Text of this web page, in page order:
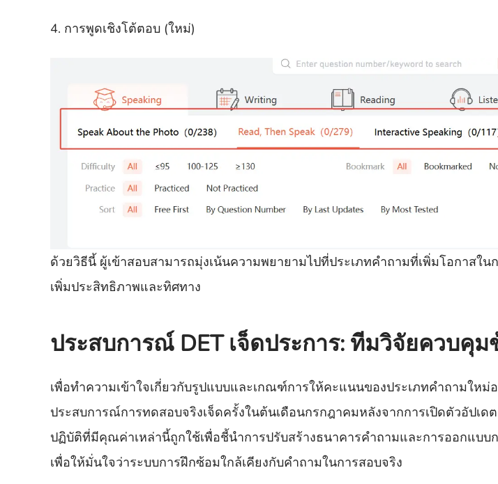
4. การพูดเชิงโต้ตอบ (ใหม่)
ด้วยวิธีนี้ ผู้เข้าสอบสามารถมุ่งเน้นความพยายามไปที่ประเภทคำถามที่เพิ่มโอกาสใ
เพิ่มประสิทธิภาพและทิศทาง
ประสบการณ์ DET เจ็ดประการ: ทีมวิจัยควบคุ
เพื่อทำความเข้าใจเกี่ยวกับรูปแบบและเกณฑ์การให้คะแนนของประเภทคำถามให
ประสบการณ์การทดสอบจริงเจ็ดครั้งในต้นเดือนกรกฎาคมหลังจากการเปิดตัวอัปเด
ปฏิบัติที่มีคุณค่าเหล่านี้ถูกใช้เพื่อชี้นำการปรับสร้างธนาคารคำถามและการออกแบ
เพื่อให้มั่นใจว่าระบบการฝึกซ้อมใกล้เคียงกับคำถามในการสอบจริง